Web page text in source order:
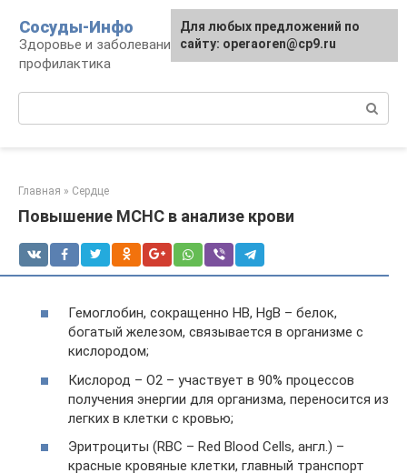
контенту
Сосуды-Инфо
Здоровье и заболевания сосудов и сердца,
профилактика
Главная » Сердце
Повышение MCHC в анализе крови
Гемоглобин, сокращенно HB, HgB – белок,
богатый железом, связывается в организме с
кислородом;
Кислород – О2 – участвует в 90% процессов
получения энергии для организма, переносится из
легких в клетки с кровью;
Эритроциты (RBC – Red Blood Cells, англ.) –
красные кровяные клетки, главный транспорт
Для любых предложений по
сайту: operaoren@cp9.ru